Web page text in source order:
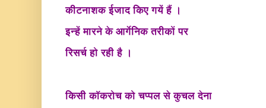
कीटनाशक ईजाद किए गयें हैं ।
इन्हें मारने के आर्गेनिक तरीकों पर
रिसर्च हो रही है ।
किसी कॉकरोच को चप्पल से कुचल देना